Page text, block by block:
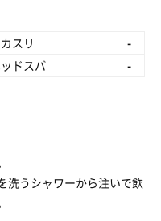
スリ
-
ドスパ -
洗うシャワーから注いで飲